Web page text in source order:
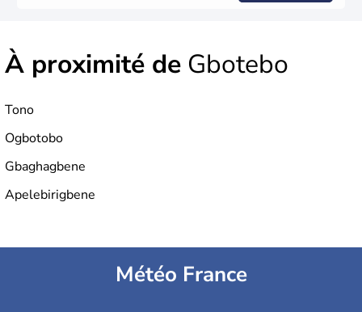
À proximité de Gbotebo
Tono
Ogbotobo
Gbaghagbene
Apelebirigbene
Météo France